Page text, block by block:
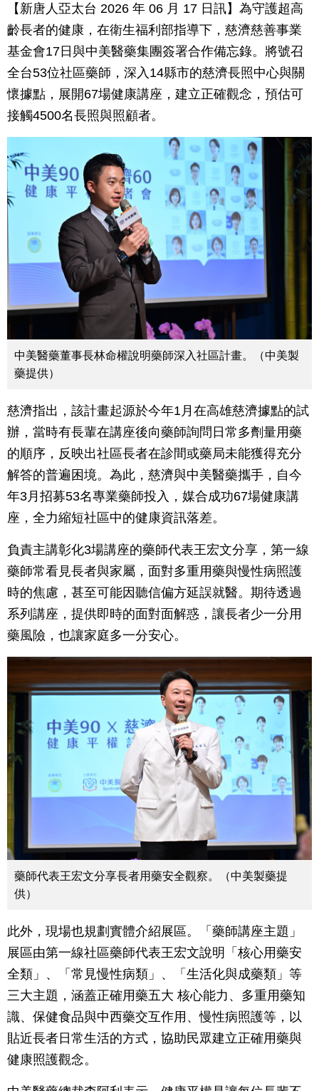
【新唐人亞太台 2026 年 06 月 17 日訊】為守護超高
齡長者的健康，在衛生福利部指導下，慈濟慈善事業
基金會17日與中美醫藥集團簽署合作備忘錄。將號召
全台53位社區藥師，深入14縣市的慈濟長照中心與關
懷據點，展開67場健康講座，建立正確觀念，預估可
接觸4500名長照與照顧者。
中美醫藥董事長林命權說明藥師深入社區計畫。（中美製
藥提供）
慈濟指出，該計畫起源於今年1月在高雄慈濟據點的試
辦，當時有長輩在講座後向藥師詢問日常多劑量用藥
的順序，反映出社區長者在診間或藥局未能獲得充分
解答的普遍困境。為此，慈濟與中美醫藥攜手，自今
年3月招募53名專業藥師投入，媒合成功67場健康講
座，全力縮短社區中的健康資訊落差。
負責主講彰化3場講座的藥師代表王宏文分享，第一線
藥師常看見長者與家屬，面對多重用藥與慢性病照護
時的焦慮，甚至可能因聽信偏方延誤就醫。期待透過
系列講座，提供即時的面對面解惑，讓長者少一分用
藥風險，也讓家庭多一分安心。
藥師代表王宏文分享長者用藥安全觀察。（中美製藥提
供）
此外，現場也規劃實體介紹展區。「藥師講座主題」
展區由第一線社區藥師代表王宏文說明「核心用藥安
全類」、「常見慢性病類」、「生活化與成藥類」等
三大主題，涵蓋正確用藥五大 核心能力、多重用藥知
識、保健食品與中西藥交互作用、慢性病照護等，以
貼近長者日常生活的方式，協助民眾建立正確用藥與
健康照護觀念。